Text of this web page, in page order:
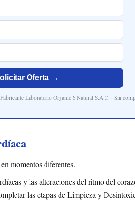
Oferta →
Laboratorio Organic S Natural S.A.C. · Sin
momentos diferentes.
y las alteraciones del ritmo del
las etapas de Limpieza y